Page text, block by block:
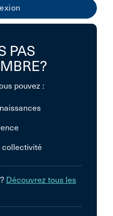
PAS
pouvez :
collectivité
Découvrez tous les